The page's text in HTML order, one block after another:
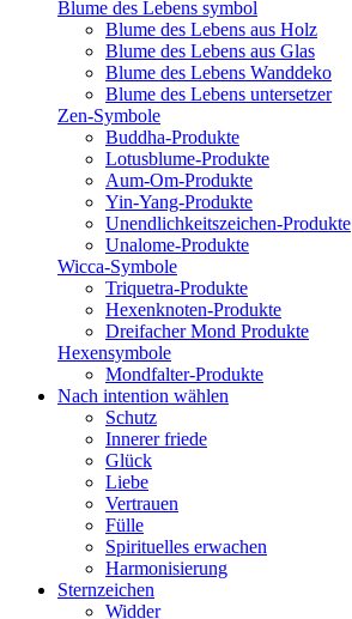
Blume des Lebens symbol​
Blume des Lebens aus Holz
Blume des Lebens aus Glas
Blume des Lebens Wanddeko
Blume des Lebens untersetzer
Zen-Symbole
Buddha-Produkte
Lotusblume-Produkte
Aum-Om-Produkte
Yin-Yang-Produkte
Unendlichkeitszeichen-Produkte
Unalome-Produkte
Wicca-Symbole
Triquetra-Produkte
Hexenknoten-Produkte
Dreifacher Mond Produkte
Hexensymbole
Mondfalter-Produkte
Nach intention wählen
Schutz
Innerer friede
Glück
Liebe
Vertrauen
Fülle
Spirituelles erwachen
Harmonisierung
Sternzeichen
Widder